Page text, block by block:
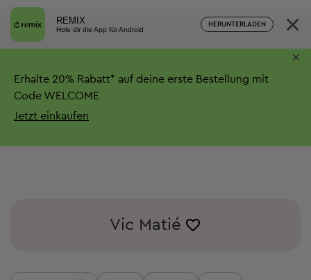
REMIX
Hole dir die App für Android
HERUNTERLADEN ×
Erhalte 20% Rabatt* auf deine erste Bestellung mit
Code WELCOME
Jetzt einkaufen
×
Vic Matié